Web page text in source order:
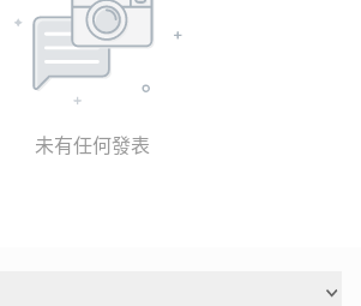
未有任何發表